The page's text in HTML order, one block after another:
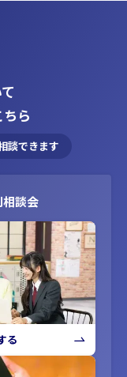
ら
談できます
相談会
る